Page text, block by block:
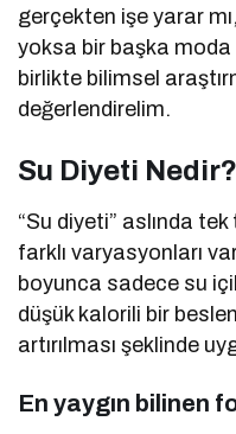
gerçekten işe yarar
yoksa bir başka moda
birlikte bilimsel
değerlendirelim.
Su Diyeti Nedir?
“Su diyeti” aslında
farklı varyasyonları
boyunca sadece su
düşük kalorili bir
artırılması şeklinde
En yaygın bilinen